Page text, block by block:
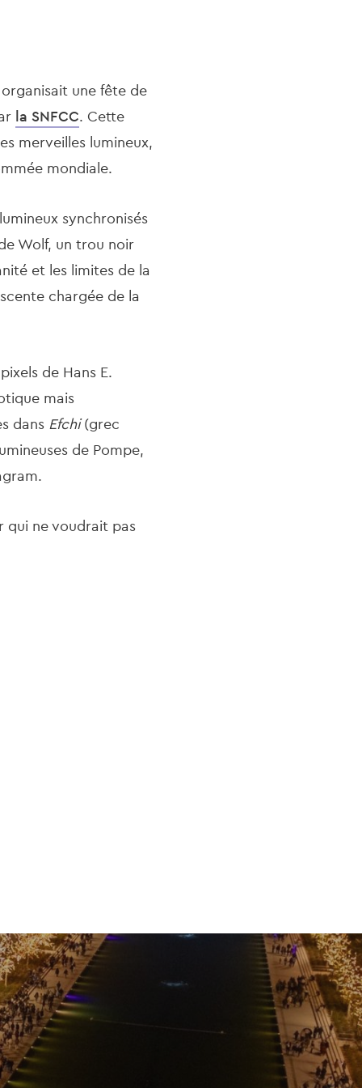
une fête de
la SNFCC. Cette
merveilles lumineux,
mondiale.
synchronisés
Wolf, un trou noir
et les limites de la
chargée de la
de Hans E.
mais
dans Efchi(grec
de Pompe,
qui ne voudrait pas